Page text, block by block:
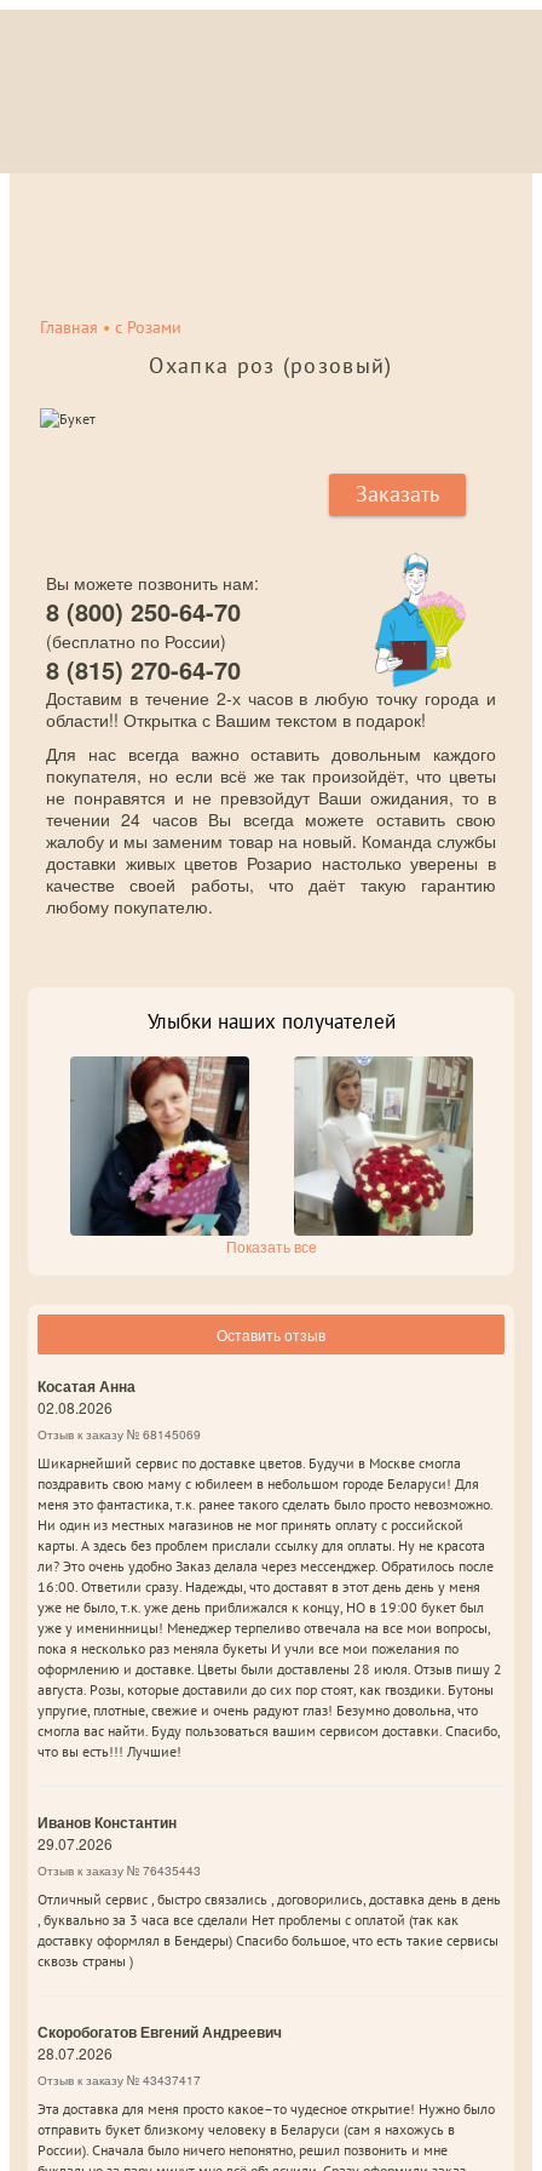
Главная •с Розами
Охапка роз (розовый)
Заказать
Вы можете позвонить нам:
8 (800) 250-64-70
(бесплатно по России)
8 (815) 270-64-70
Доставим в течение 2-х часов в любую точку города и
области!! Открытка с Вашим текстом в подарок!
Для нас всегда важно оставить довольным каждого
покупателя, но если всё же так произойдёт, что цветы
не понравятся и не превзойдут Ваши ожидания, то в
течении 24 часов Вы всегда можете оставить свою
жалобу и мы заменим товар на новый. Команда службы
доставки живых цветов Розарио настолько уверены в
качестве своей работы, что даёт такую гарантию
любому покупателю.
Улыбки наших получателей
Показать все
Оставить отзыв
Косатая Анна
02.08.2026
Отзыв к заказу № 68145069
Шикарнейший сервис по доставке цветов. Будучи в Москве смогла
поздравить свою маму с юбилеем в небольшом городе Беларуси! Для
меня это фантастика, т.к. ранее такого сделать было просто невозможно.
Ни один из местных магазинов не мог принять оплату с российской
карты. А здесь без проблем прислали ссылку для оплаты. Ну не красота
ли? Это очень удобно Заказ делала через мессенджер. Обратилось после
16:00. Ответили сразу. Надежды, что доставят в этот день день у меня
уже не было, т.к. уже день приближался к концу, НО в 19:00 букет был
уже у именинницы! Менеджер терпеливо отвечала на все мои вопросы,
пока я несколько раз меняла букеты И учли все мои пожелания по
оформлению и доставке. Цветы были доставлены 28 июля. Отзыв пишу 2
августа. Розы, которые доставили до сих пор стоят, как гвоздики. Бутоны
упругие, плотные, свежие и очень радуют глаз! Безумно довольна, что
смогла вас найти. Буду пользоваться вашим сервисом доставки. Спасибо,
что вы есть!!! Лучшие!
Иванов Константин
29.07.2026
Отзыв к заказу № 76435443
Отличный сервис , быстро связались , договорились, доставка день в день
, буквально за 3 часа все сделали Нет проблемы с оплатой (так как
доставку оформлял в Бендеры) Спасибо большое, что есть такие сервисы
сквозь страны )
Скоробогатов Евгений Андреевич
28.07.2026
Отзыв к заказу № 43437417
Эта доставка для меня просто какое–то чудесное открытие! Нужно было
отправить букет близкому человеку в Беларуси (сам я нахожусь в
России). Сначала было ничего непонятно, решил позвонить и мне